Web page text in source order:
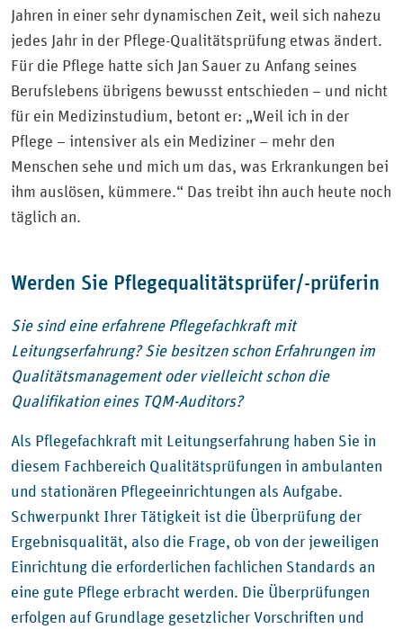
Jahren in einer sehr dynamischen Zeit, weil sich nahezu
jedes Jahr in der Pflege-Qualitätsprüfung etwas ändert.
Für die Pflege hatte sich Jan Sauer zu Anfang seines
Berufslebens übrigens bewusst entschieden – und nicht
für ein Medizinstudium, betont er: „Weil ich in der
Pflege – intensiver als ein Mediziner – mehr den
Menschen sehe und mich um das, was Erkrankungen bei
ihm auslösen, kümmere.“ Das treibt ihn auch heute noch
täglich an.
Werden Sie Pflegequalitätsprüfer/-prüferin
Sie sind eine erfahrene Pflegefachkraft mit
Leitungserfahrung? Sie besitzen schon Erfahrungen im
Qualitätsmanagement oder vielleicht schon die
Qualifikation eines TQM-Auditors?
Als Pflegefachkraft mit Leitungserfahrung haben Sie in
diesem Fachbereich Qualitätsprüfungen in ambulanten
und stationären Pflegeeinrichtungen als Aufgabe.
Schwerpunkt Ihrer Tätigkeit ist die Überprüfung der
Ergebnisqualität, also die Frage, ob von der jeweiligen
Einrichtung die erforderlichen fachlichen Standards an
eine gute Pflege erbracht werden. Die Überprüfungen
erfolgen auf Grundlage gesetzlicher Vorschriften und